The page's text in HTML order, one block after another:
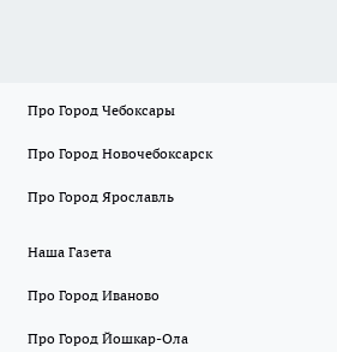
Про Город Чебоксары
Про Город Новочебоксарск
Про Город Ярославль
Наша Газета
Про Город Иваново
Про Город Йошкар-Ола